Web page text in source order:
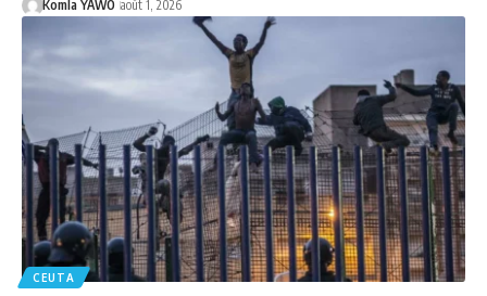
Komla YAWO août 1, 2026
CEUTA